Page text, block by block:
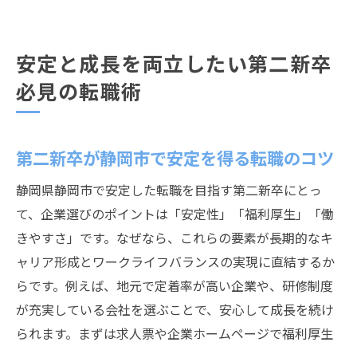
安定と成長を両立したい第二新卒
必見の転職術
第二新卒が静岡市で安定を得る転職のコツ
静岡県静岡市で安定した転職を目指す第二新卒にとっ
て、企業選びのポイントは「安定性」「福利厚生」「働
きやすさ」です。なぜなら、これらの要素が長期的なキ
ャリア形成とワークライフバランスの実現に直結するか
らです。例えば、地元で定着率が高い企業や、研修制度
が充実している会社を選ぶことで、安心して成長を続け
られます。まずは求人票や企業ホームページで福利厚生